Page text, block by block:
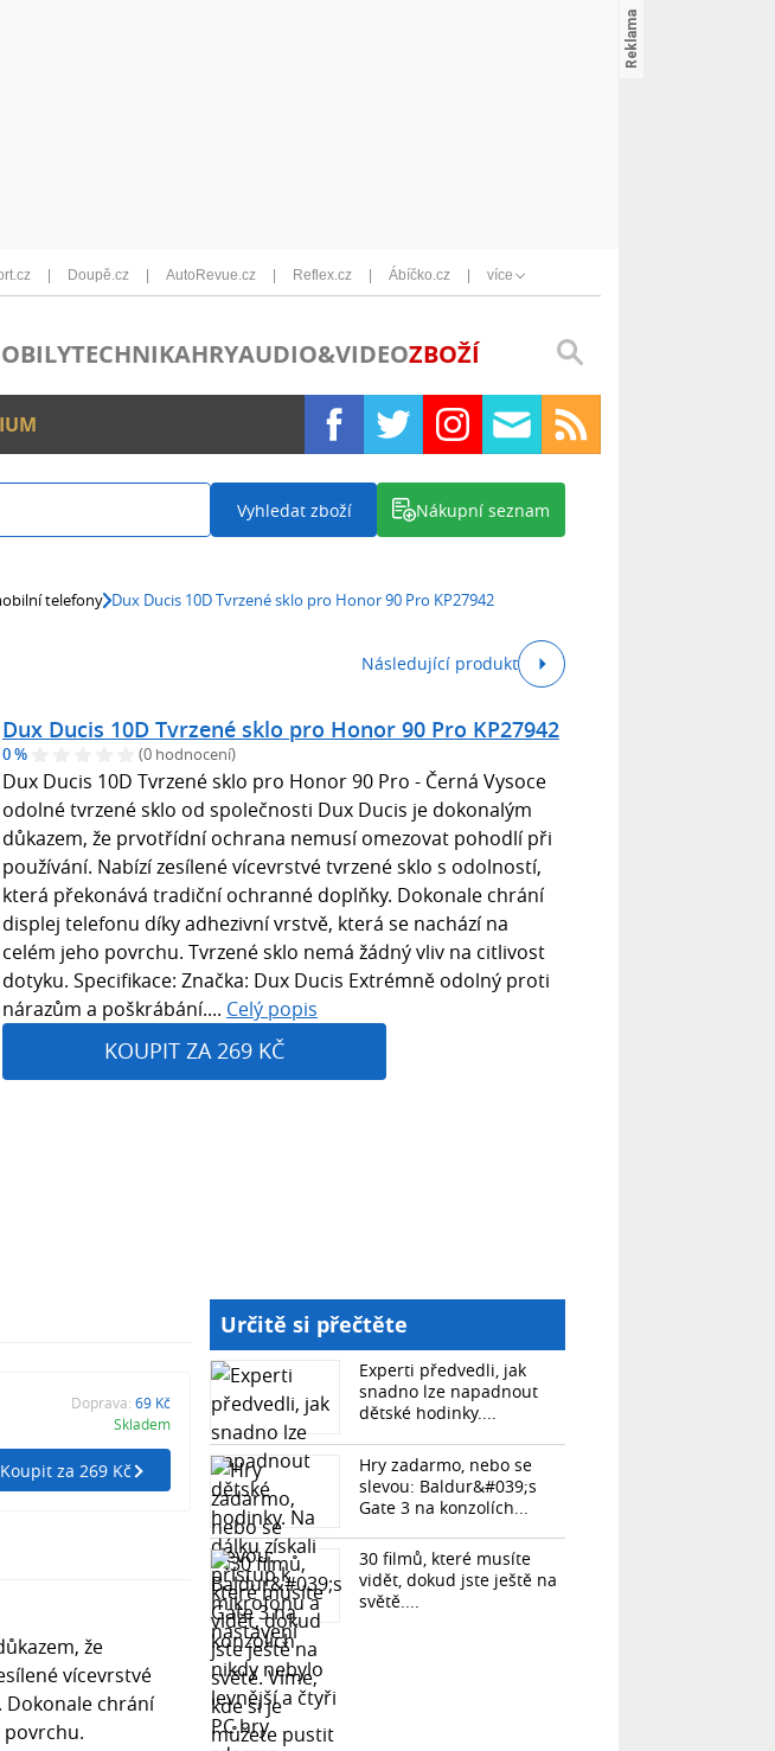
Doupě.cz AutoRevue.cz Reflex.cz Ábíčko.cz více
TECHNIKAHRYAUDIO&VIDEOZBOŽÍ
Vyhledat zboží Nákupní seznam
telefony Dux Ducis 10D Tvrzené sklo pro Honor 90 Pro KP27942
Následující produkt
Dux Ducis 10D Tvrzené sklo pro Honor 90 Pro KP27942
0 % (0 hodnocení)
Dux Ducis 10D Tvrzené sklo pro Honor 90 Pro - Černá Vysoce
odolné tvrzené sklo od společnosti Dux Ducis je dokonalým
důkazem, že prvotřídní ochrana nemusí omezovat pohodlí při
používání. Nabízí zesílené vícevrstvé tvrzené sklo s odolností,
která překonává tradiční ochranné doplňky. Dokonale chrání
displej telefonu díky adhezivní vrstvě, která se nachází na
celém jeho povrchu. Tvrzené sklo nemá žádný vliv na citlivost
dotyku. Specifikace: Značka: Dux Ducis Extrémně odolný proti
nárazům a poškrábání.... Celý popis
KOUPIT ZA 269 KČ
Doprava: 69 Kč
Skladem
Koupit za 269 Kč
že
vícevrstvé
chrání
povrchu.
Určitě si přečtěte
Experti předvedli, jak
snadno lze napadnout
dětské hodinky....
Hry zadarmo, nebo se
slevou: Baldur&#039;s
Gate 3 na konzolích...
30 filmů, které musíte
vidět, dokud jste ještě na
světě....